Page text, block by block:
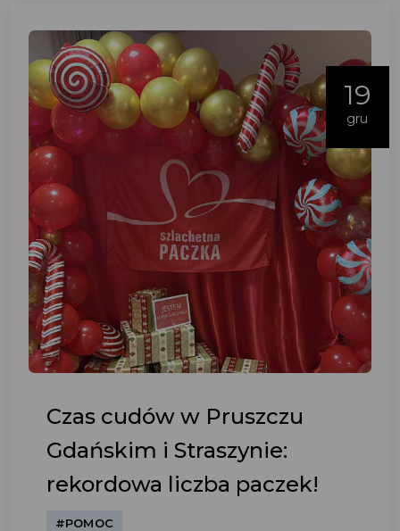
19
gru
Czas cudów w Pruszczu
Gdańskim i Straszynie:
rekordowa liczba paczek!
#POMOC